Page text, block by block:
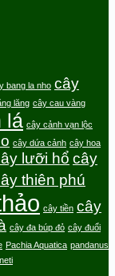
bang la nho cây
lăng cây cau vàng
lá cây cảnh vạn lộc
cây dứa cảnh cây hoa
lưỡi hổ cây
thiên phú
cây tiền cây
cây đa búp đỏ cây đuổi
Pachia Aquatica pandanus